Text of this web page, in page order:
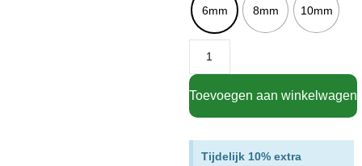
6mm 8mm 10mm
Toevoegen aan winkelwagen
Tijdelijk 10% extra